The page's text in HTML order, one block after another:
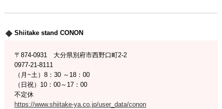
Shiitake stand CONON
〒874-0931 大分県別府市西野口町2-2
0977-21-8111
（月~土）8：30 ～18：00
（日祝）10：00～17：00
不定休
https://www.shiitake-ya.co.jp/user_data/conon